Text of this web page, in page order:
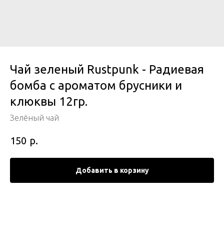
Чай зеленый Rustpunk - Радиевая
бомба с ароматом брусники и
клюквы 12гр.
Зелёный чай
150 р.
Добавить в корзину